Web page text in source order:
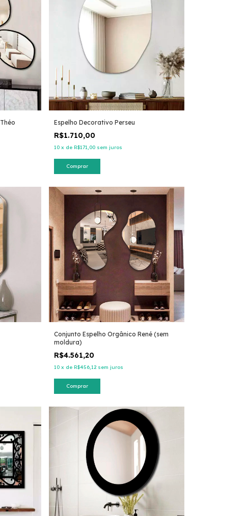
Espelho Decorativo Perseu
R$1.710,00
10 x de R$171,00 sem juros
Comprar
Conjunto Espelho Orgânico René (sem
moldura)
R$4.561,20
10 x de R$456,12 sem juros
Comprar